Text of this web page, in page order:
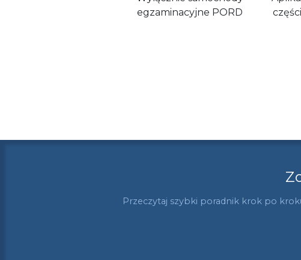
egzaminacyjne PORD
Przeczytaj szybki poradnik krok po